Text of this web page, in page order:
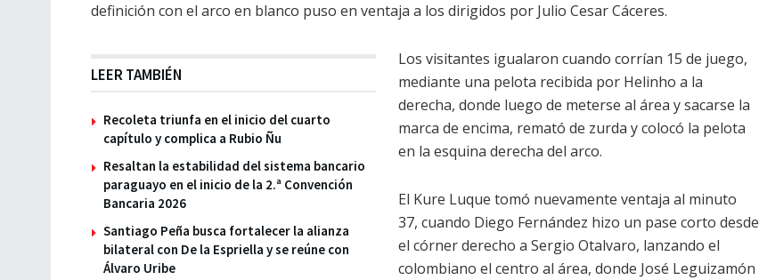
definición con el arco en blanco puso en ventaja a los dirigidos por Julio Cesar Cáceres.
LEER TAMBIÉN
Recoleta triunfa en el inicio del cuarto
capítulo y complica a Rubio Ñu
Resaltan la estabilidad del sistema bancario
paraguayo en el inicio de la 2.ª Convención
Bancaria 2026
Santiago Peña busca fortalecer la alianza
bilateral con De la Espriella y se reúne con
Álvaro Uribe
Los visitantes igualaron cuando corrían 15 de juego,
mediante una pelota recibida por Helinho a la
derecha, donde luego de meterse al área y sacarse la
marca de encima, remató de zurda y colocó la pelota
en la esquina derecha del arco.
El Kure Luque tomó nuevamente ventaja al minuto
37, cuando Diego Fernández hizo un pase corto desde
el córner derecho a Sergio Otalvaro, lanzando el
colombiano el centro al área, donde José Leguizamón